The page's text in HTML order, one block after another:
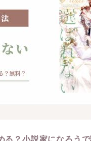
る？小説家になろう